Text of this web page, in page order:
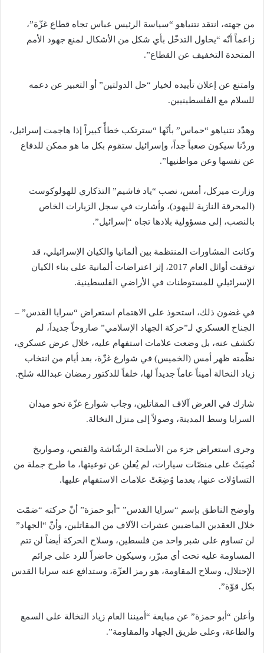
من جهته، انتقد نتنياهو “سياسة الرئيس عباس تجاه قطاع غزّة”،
زاعماً أنّه “يحاول التدخّل بأي شكل من الأشكال لمنع جهود الأمم
المتحدة التخفيف عن القطاع”.
وامتنع عن إعلان تأييده لخيار “حل الدولتين” أو التعبير عن دعمه
للسلام مع الفلسطينيين.
وهدّد نتنياهو “حماس” بأنّها “سترتكب خطأً كبيراً إذا هاجمت إسرائيل،
وردّنا سيكون صعباً جداً، وإسرائيل ستقوم بكل ما هو ممكن للدفاع
عن نفسها وعن مواطنيها”.
وزارت ميركل، أمس، نصب “ياد فاشيم” التذكاري للهولوكوست
(المحرقة النازية لليهود)، وأشارت في سجل الزيارات الخاص
بالنصب، إلى مسؤولية بلادها تجاه “إسرائيل”.
وكانت المشاورات المنتظمة بين ألمانيا والكيان الإسرائيلي، قد
توقفت أوائل العام 2017، إثر اعتراضات ألمانية على بناء الكيان
الإسرائيلي للمستوطنات في الأراضي الفلسطينية.
في غضون ذلك، استحوذ على الاهتمام استعراض “سرايا القدس” –
الجناح العسكري لـ”حركة الجهاد الإسلامي” صاروخاً جديداَ، لم
تكشف عنه، بل وضعت علامات استفهام عليه، خلال عرض عسكري،
نظّمته ظهر أمس (الخميس) في شوارع غزّة، بعد أيام من انتخاب
زياد النخالة أميناً عاماً جديداً لها، خلفاً للدكتور رمضان عبدالله شلح.
شارك في العرض آلاف المقاتلين، وجاب شوارع غزّة نحو ميدان
السرايا وسط المدينة، وصولاً إلى منزل النخالة.
وجرى استعراض جزء من الأسلحة الرشّاشة والقنص، وصواريخ
نُصِبَتْ على منصّات سيارات، لم يُعلن عن نوعيتها، ما طرح جملة من
التساؤلات عنها، بعدما وُضِعَتْ علامات الاستفهام عليها.
وأوضح الناطق بإسم “سرايا القدس” “أبو حمزة” أنّ حركته “ضمّت
خلال العقدين الماضيين عشرات الآلاف من المقاتلين، وأنّ “الجهاد”
لن تساوم على شبر واحد من فلسطين، وسلاح الحركة أيضاً لن تتم
المساومة عليه تحت أي مبرّر، وسيكون حاضراً للرد على جرائم
الإحتلال، وسلاح المقاومة، هو رمز العزّة، وستدافع عنه سرايا القدس
بكل قوّة”.
وأعلن “أبو حمزة” عن مبايعة “أميننا العام زياد النخالة على السمع
والطاعة، وعلى طريق الجهاد والمقاومة”.